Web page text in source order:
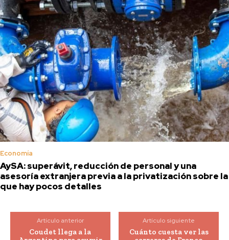
Economía
AySA: superávit, reducción de personal y una
asesoría extranjera previa a la privatización sobre la
que hay pocos detalles
Artículo anterior
Coudet llega a la
Artículo siguiente
Cuánto cuesta ver las